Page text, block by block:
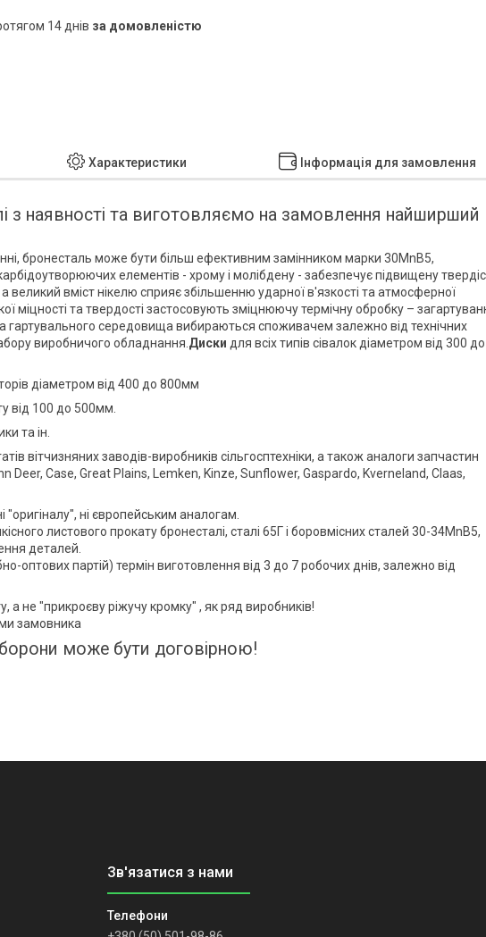
14 днів за домовленістю
Характеристики Інформація для замовлення
з наявності та виготовляємо на замовлення найширший
бронесталь може бути більш ефективним замінником марки 30MnB5,
карбідоутворюючих елементів - хрому і молібдену - забезпечує підвищену
а великий вміст нікелю сприяє збільшенню ударної в'язкості та атмосферної
міцності та твердості застосовують зміцнюючу термічну обробку –
гартувального середовища вибираються споживачем залежно від технічних
виробничого обладнання. Диски для всіх типів сівалок діаметром від 300 до
діаметром від 400 до 800мм
від 100 до 500мм.
та ін.
вітчизняних заводів-виробників сільгосптехніки, а також аналоги запчастин
Deer, Case, Great Plains, Lemken, Kinze, Sunflower, Gaspardo, Kverneland, Claas,
"оригіналу", ні європейським аналогам.
листового прокату бронесталі, сталі 65Г і боровмісних сталей 30-34MnB5,
деталей.
оптових партій) термін виготовлення від 3 до 7 робочих днів, залежно від
а не "прикроєву ріжучу кромку" , як ряд виробників!
замовника
може бути договірною!